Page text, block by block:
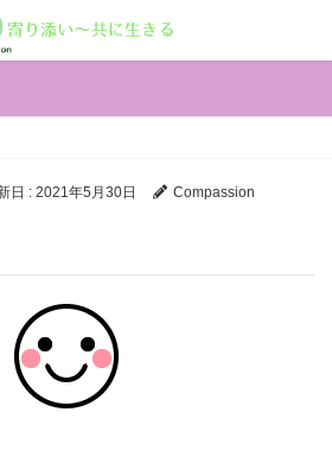
日 : 2021年5月30日 Compassion